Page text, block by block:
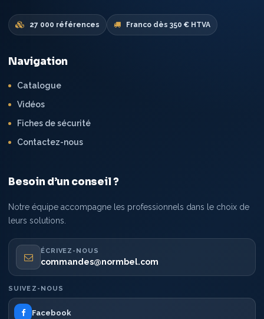
27 000 références Franco dès 350 € HTVA
Navigation
Catalogue
Vidéos
Fiches de sécurité
Contactez-nous
Besoin d’un conseil ?
Notre équipe accompagne les professionnels dans le choix de
leurs solutions.
ÉCRIVEZ-NOUS
commandes@normbel.com
SUIVEZ-NOUS
Facebook